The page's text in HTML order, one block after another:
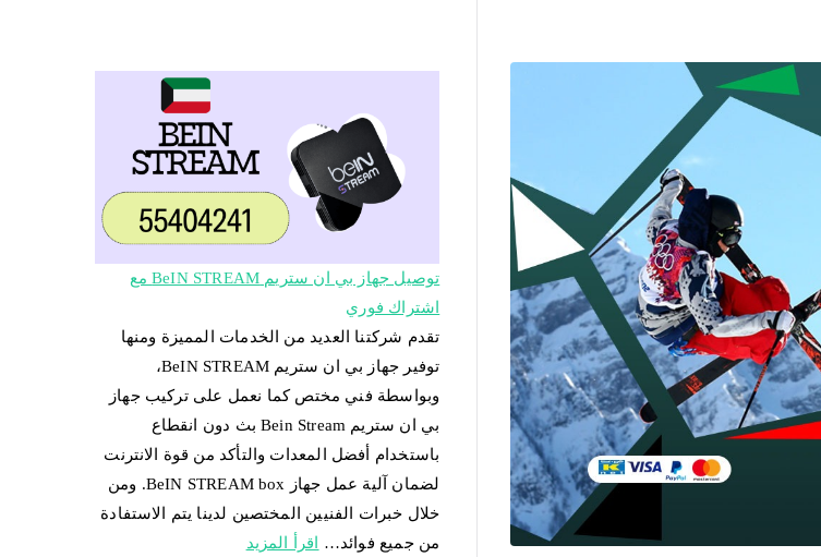
توصيل جهاز بي ان ستريم BeIN STREAM مع
اشتراك فوري
تقدم شركتنا العديد من الخدمات المميزة ومنها
توفير جهاز بي ان ستريم BeIN STREAM،
وبواسطة فني مختص كما نعمل على تركيب جهاز
بي ان ستريم Bein Stream بث دون انقطاع
باستخدام أفضل المعدات والتأكد من قوة الانترنت
لضمان آلية عمل جهاز BeIN STREAM box. ومن
خلال خبرات الفنيين المختصين لدينا يتم الاستفادة
من جميع فوائد…
اقرأ المزيد